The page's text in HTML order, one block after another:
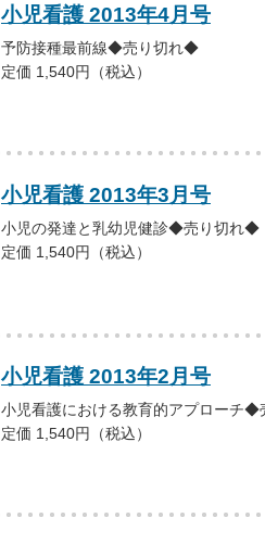
小児看護 2013年4月号
予防接種最前線◆売り切れ◆
定価 1,540円（税込）
小児看護 2013年3月号
小児の発達と乳幼児健診◆売り切れ◆
定価 1,540円（税込）
小児看護 2013年2月号
小児看護における教育的アプローチ
定価 1,540円（税込）